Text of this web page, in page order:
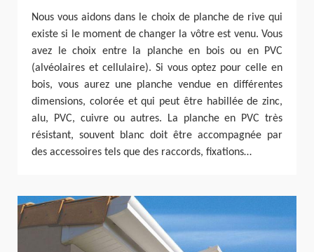
Nous vous aidons dans le choix de planche de rive qui
existe si le moment de changer la vôtre est venu. Vous
avez le choix entre la planche en bois ou en PVC
(alvéolaires et cellulaire). Si vous optez pour celle en
bois, vous aurez une planche vendue en différentes
dimensions, colorée et qui peut être habillée de zinc,
alu, PVC, cuivre ou autres. La planche en PVC très
résistant, souvent blanc doit être accompagnée par
des accessoires tels que des raccords, fixations…